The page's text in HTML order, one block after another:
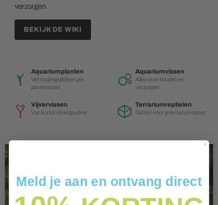
verzorgen.
BEKIJK DE WIKI
Aquariumplanten
Verzorgingsgidsen per
plantensoort
Aquariumvissen
Alles over houden en
verzorgen
Vijvervissen
Van koi tot vijvergoudvis
Terrariumreptielen
Gidsen voor je terrariumopzet
Meld je aan en ontvang direct